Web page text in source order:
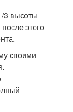
3 высоты
этого